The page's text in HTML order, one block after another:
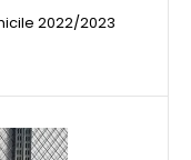
2022/2023